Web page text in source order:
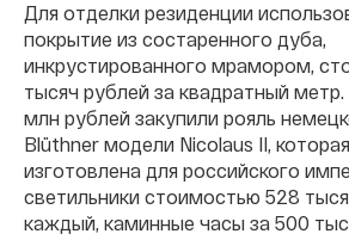
Для отделки резиденции
покрытие из состаренного дуба,
инкрустированного мрамором,
тысяч рублей за квадратный
млн рублей закупили рояль
Blüthner модели Nicolaus II,
изготовлена для российского
светильники стоимостью 528
каждый, каминные часы за 500